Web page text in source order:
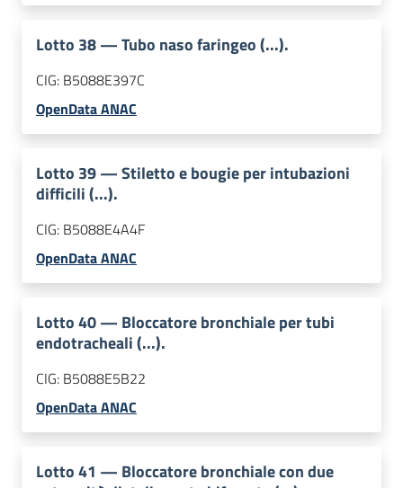
Lotto 38—Tubo naso faringeo (...).
CIG: B5088E397C
OpenData ANAC
Lotto 39—Stiletto e bougie per intubazioni
difficili (...).
CIG: B5088E4A4F
OpenData ANAC
Lotto40— Bloccatore bronchiale per tubi
endotracheali (...).
CIG: B5088E5B22
OpenData ANAC
Lotto41 — Bloccatore bronchiale con due